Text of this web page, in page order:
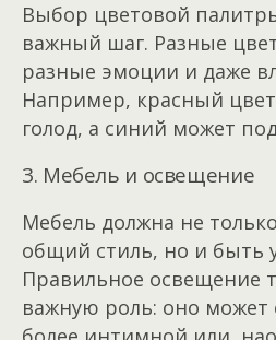
Выбор цветовой
важный шаг. Разные
разные эмоции и даже
Например, красный
голод, а синий может
3. Мебель и освещение
Мебель должна не
общий стиль, но и быть
Правильное освещение
важную роль: оно может